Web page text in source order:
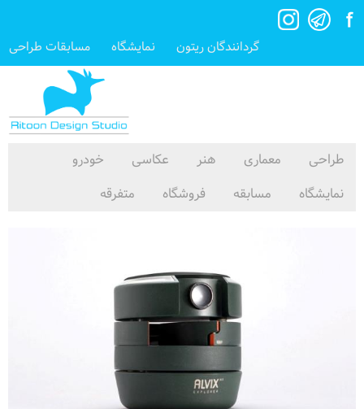
گردانندگان ریتون نمایشگاه مسابقات طراحی
طراحی معماری هنر عکاسی
خودرو
نمایشگاه
مسابقه فروشگاه متفرقه